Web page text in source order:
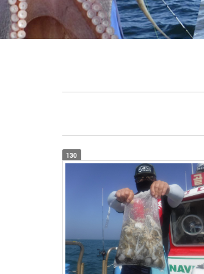
130